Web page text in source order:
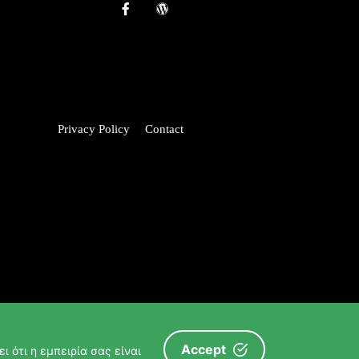
Privacy Policy Contact
η εμπειρία σας είναι Accept